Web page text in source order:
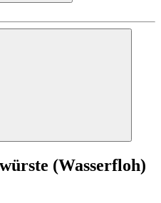
(Wasserfloh)